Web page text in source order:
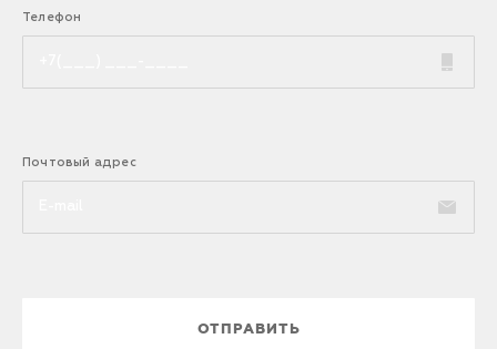
Телефон
Почтовый адрес
ОТПРАВИТЬ